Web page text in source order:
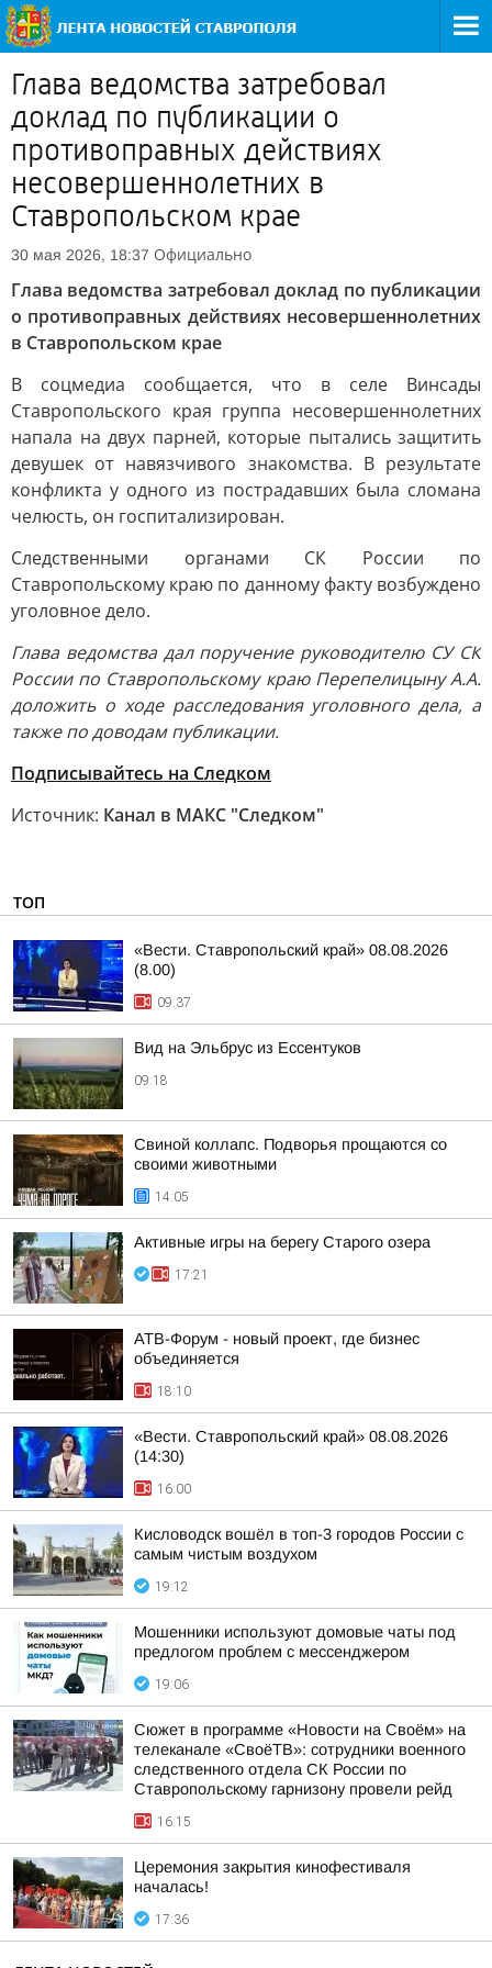
Глава ведомства затребовал
доклад по публикации о
противоправных действиях
несовершеннолетних в
Ставропольском крае
30 мая 2026, 18:37 Официально
Глава ведомства затребовал доклад по публикации
о противоправных действиях несовершеннолетних
в Ставропольском крае
В соцмедиа сообщается, что в селе Винсады
Ставропольского края группа несовершеннолетних
напала на двух парней, которые пытались защитить
девушек от навязчивого знакомства. В результате
конфликта у одного из пострадавших была сломана
челюсть, он госпитализирован.
Следственными органами СК России по
Ставропольскому краю по данному факту возбуждено
уголовное дело.
Глава ведомства дал поручение руководителю СУ СК
России по Ставропольскому краю Перепелицыну А.А.
доложить о ходе расследования уголовного дела, а
также по доводам публикации.
Подписывайтесь на Следком
Источник: Канал в МАКС "Следком"
ТОП
«Вести. Ставропольский край» 08.08.2026
(8.00)
09:37
Вид на Эльбрус из Ессентуков
09:18
Свиной коллапс. Подворья прощаются со
своими животными
14:05
Активные игры на берегу Старого озера
17:21
АТВ-Форум - новый проект, где бизнес
объединяется
18:10
«Вести. Ставропольский край» 08.08.2026
(14:30)
16:00
Кисловодск вошёл в топ-3 городов России с
самым чистым воздухом
19:12
Мошенники используют домовые чаты под
предлогом проблем с мессенджером
19:06
Сюжет в программе «Новости на Своём» на
телеканале «СвоёТВ»: сотрудники военного
следственного отдела СК России по
Ставропольскому гарнизону провели рейд
16:15
Церемония закрытия кинофестиваля
началась!
17:36